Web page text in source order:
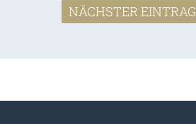
NÄCHSTER EINTRAG